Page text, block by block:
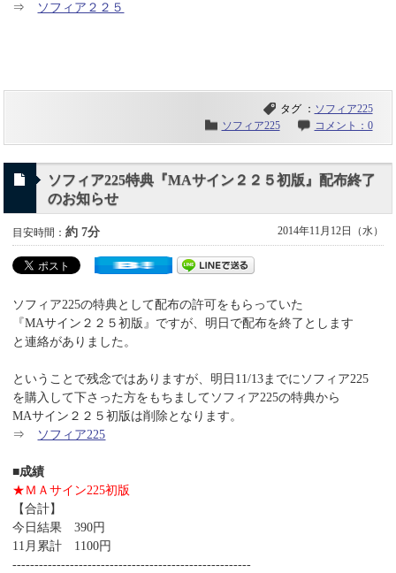
⇒
ソフィア２２５
タグ ： ソフィア225
ソフィア225
コメント：0
ソフィア225特典『MAサイン２２５初版』配布終了
のお知らせ
目安時間：約 7分 2014年11月12日（水）
ソフィア225の特典として配布の許可をもらっていた
『MAサイン２２５初版』ですが、明日で配布を終了とします
と連絡がありました。
ということで残念ではありますが、明日11/13までにソフィア225
を購入して下さった方をもちましてソフィア225の特典から
MAサイン２２５初版は削除となります。
⇒
ソフィア225
■成績
★ＭＡサイン225初版
【合計】
今日結果 390円
11月累計 1100円
------------------------------------------------------